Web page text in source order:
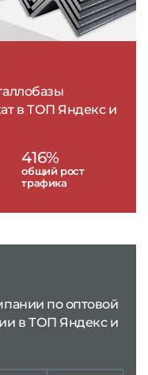
в ТОП Яндекс и
416%
общий рост
трафика
по оптовой
в ТОП Яндекс и